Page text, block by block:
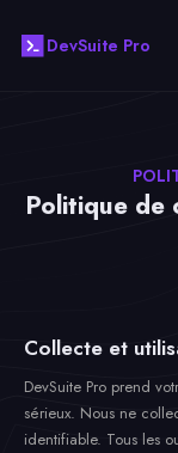
DevSuite Pro
Politique de
Collecte et
DevSuite Pro prend
sérieux. Nous ne
identifiable. Tous les